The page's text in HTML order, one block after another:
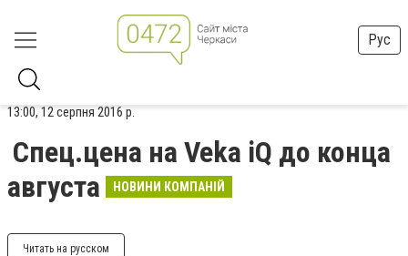
Рус
13:00, 12 серпня 2016 р.
Спец.цена на Veka iQ до конца
августа
НОВИНИ КОМПАНІЙ
Читать на русском